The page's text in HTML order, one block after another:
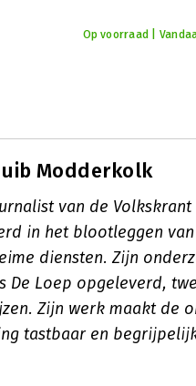
Op voorraad |
Modderkolk
van de
in het blootleggen
diensten. Zijn
De Loep opgeleverd,
Zijn werk maakt de
tastbaar en